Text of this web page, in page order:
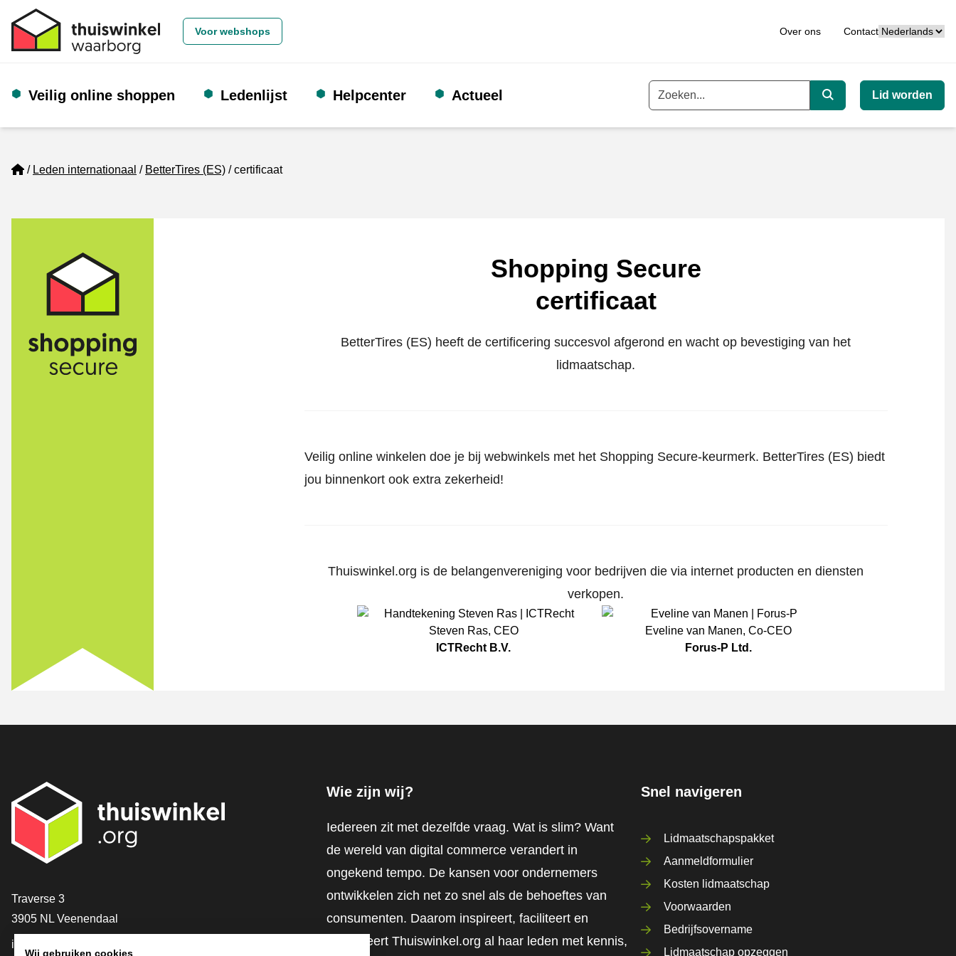
Voor webshops Over ons ContactTaal
Veilig online shoppen Ledenlijst Helpcenter Actueel Trefwoord
Zoeken
Lid worden
Home
Leden internationaal BetterTires (ES) certificaat
Shopping Secure
certificaat
BetterTires (ES) heeft de certificering succesvol afgerond en wacht op bevestiging van het
lidmaatschap.
Veilig online winkelen doe je bij webwinkels met het Shopping Secure-keurmerk. BetterTires (ES) biedt
jou binnenkort ook extra zekerheid!
Thuiswinkel.org is de belangenvereniging voor bedrijven die via internet producten en diensten
verkopen.
Steven Ras, CEO
ICTRecht B.V.
Eveline van Manen, Co-CEO
Forus-P Ltd.
Contact
Traverse 3
3905 NL Veenendaal
info@thuiswinkel.org
Wie zijn wij?
Iedereen zit met dezelfde vraag. Wat is slim? Want
de wereld van digital commerce verandert in
ongekend tempo. De kansen voor ondernemers
ontwikkelen zich net zo snel als de behoeftes van
consumenten. Daarom inspireert, faciliteert en
mobiliseert Thuiswinkel.org al haar leden met kennis,
Snel navigeren
Lidmaatschapspakket
Aanmeldformulier
Kosten lidmaatschap
Voorwaarden
Bedrijfsovername
Lidmaatschap opzeggen
Wij gebruiken cookies